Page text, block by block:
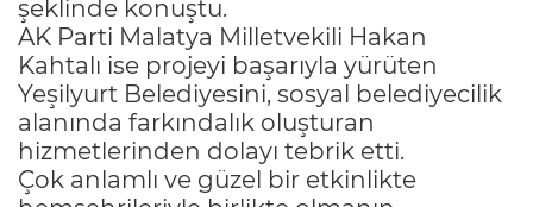
şeklinde konuştu.
AK Parti Malatya Milletvekili Hakan
Kahtalı ise projeyi başarıyla yürüten
Yeşilyurt Belediyesini, sosyal belediyecilik
alanında farkındalık oluşturan
hizmetlerinden dolayı tebrik etti.
Çok anlamlı ve güzel bir etkinlikte